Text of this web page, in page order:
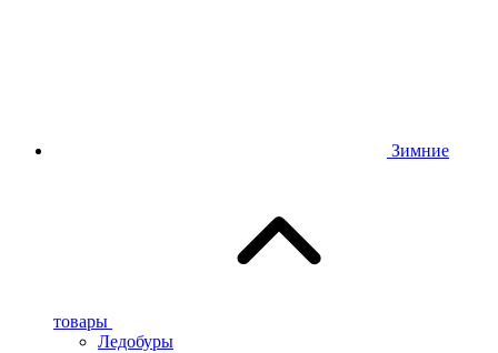
Зимние
товары
Ледобуры